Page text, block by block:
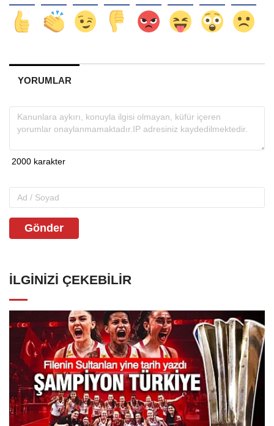
YORUMLAR
Gönder
İLGINIZI ÇEKEBILIR